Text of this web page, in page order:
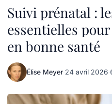
Suivi prénatal :
essentielles
en bonne santé
Élise Meyer·24 avril 2026·